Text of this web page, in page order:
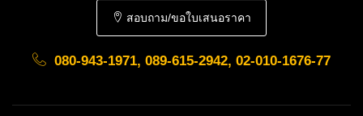
สอบถาม/ขอใบเสนอราคา
080-943-1971, 089-615-2942, 02-010-1676-77